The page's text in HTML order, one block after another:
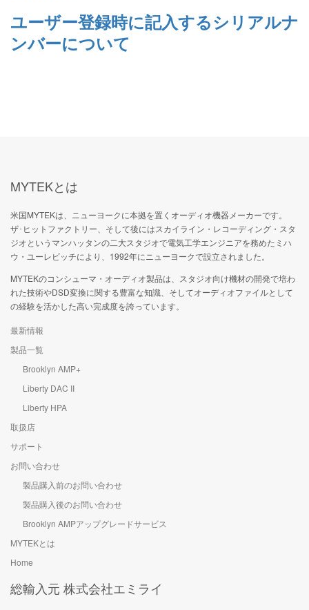
ユーザー登録時に記入するシリアルナ
ンバーについて
MYTEKとは
米国MYTEKは、ニューヨークに本拠を置くオーディオ機器メーカーです。
ザ･ヒットファクトリー、そして後にはスカイライン・レコーディング・スタ
ジオというマンハッタンの二大スタジオで電気工学エンジニアを務めたミハ
ウ・ユーレビッチにより、1992年にニューヨークで設立されました。
MYTEKのコンシューマ・オーディオ製品は、スタジオ向け機材の開発で培わ
れた技術やDSD変換に関する豊富な知識、そしてオーディオファイルとして
の経験を活かした高い完成度を誇っています。
最新情報
製品一覧
Brooklyn AMP+
Liberty DAC II
Liberty HPA
取扱店
サポート
お問い合わせ
製品購入前のお問い合わせ
製品購入後のお問い合わせ
Brooklyn AMPアップグレードサービス
MYTEKとは
Home
総輸入元 株式会社エミライ